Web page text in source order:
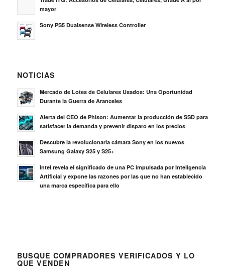
mayor
Sony PS5 Dualsense Wireless Controller
NOTICIAS
Mercado de Lotes de Celulares Usados: Una Oportunidad
Durante la Guerra de Aranceles
Alerta del CEO de Phison: Aumentar la producción de SSD para
satisfacer la demanda y prevenir disparo en los precios
Descubre la revolucionaria cámara Sony en los nuevos
Samsung Galaxy S25 y S25+
Intel revela el significado de una PC impulsada por Inteligencia
Artificial y expone las razones por las que no han establecido
una marca específica para ello
BUSQUE COMPRADORES VERIFICADOS Y LO
QUE VENDEN